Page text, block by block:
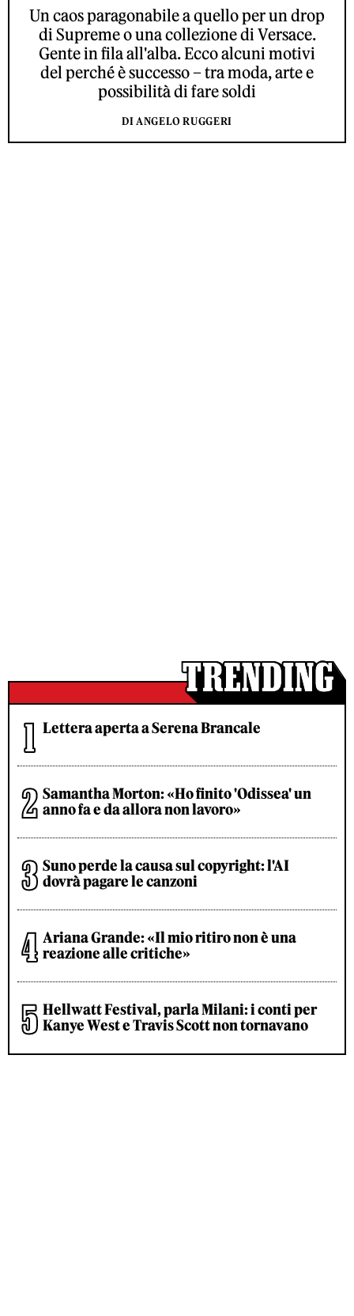
Un caos paragonabile a quello per un drop
di Supreme o una collezione di Versace.
Gente in fila all'alba. Ecco alcuni motivi
del perché è successo – tra moda, arte e
possibilità di fare soldi
DI ANGELO RUGGERI
Lettera aperta a Serena Brancale
Samantha Morton: «Ho finito 'Odissea' un
anno fa e da allora non lavoro»
Suno perde la causa sul copyright: l'AI
dovrà pagare le canzoni
Ariana Grande: «Il mio ritiro non è una
reazione alle critiche»
Hellwatt Festival, parla Milani: i conti per
Kanye West e Travis Scott non tornavano